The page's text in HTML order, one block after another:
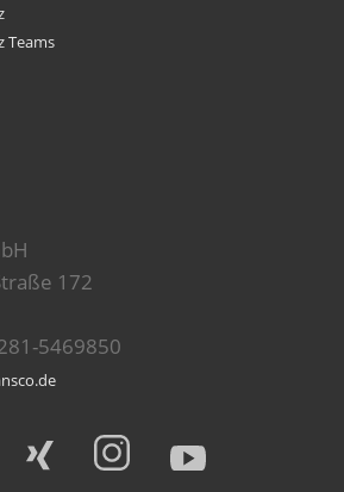
Teams
172
5469850